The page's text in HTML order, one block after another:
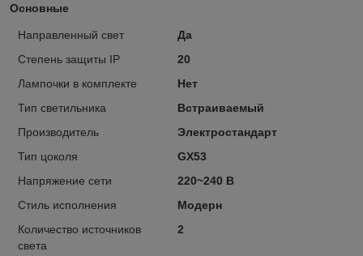
Основные
Направленный свет
Да
Степень защиты IP
20
Лампочки в комплекте
Нет
Тип светильника
Встраиваемый
Производитель
Электростандарт
Тип цоколя
GX53
Напряжение сети
220~240 В
Стиль исполнения
Модерн
Количество источников
света
2